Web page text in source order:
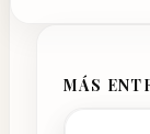
MÁS